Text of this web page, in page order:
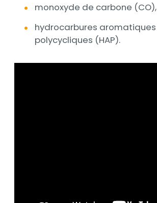
monoxyde de carbone (CO),
hydrocarbures aromatiques
polycycliques (HAP).